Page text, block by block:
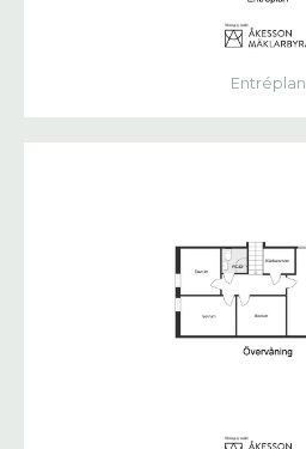
Entréplan